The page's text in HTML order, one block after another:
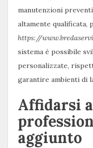
manutenzioni
altamente qualificata,
https://
sistema è possibile
personalizzate,
garantire ambienti di
Affidarsi
aggiunto